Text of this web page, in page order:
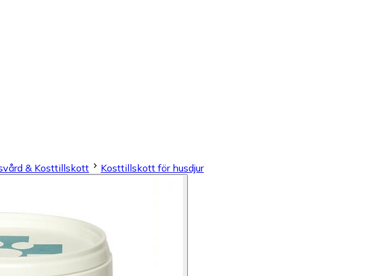
& Kosttillskott Kosttillskott för husdjur